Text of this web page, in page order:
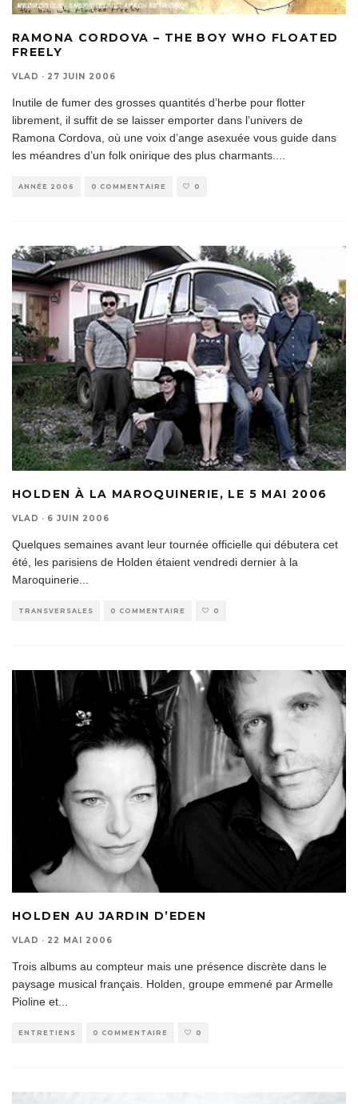
RAMONA CORDOVA – THE BOY WHO FLOATED
FREELY
VLAD · 27 JUIN 2006
Inutile de fumer des grosses quantités d’herbe pour flotter
librement, il suffit de se laisser emporter dans l’univers de
Ramona Cordova, où une voix d’ange asexuée vous guide dans
les méandres d’un folk onirique des plus charmants.
ANNÉE 2006 0 COMMENTAIRE 0
HOLDEN À LA MAROQUINERIE, LE 5 MAI 2006
VLAD · 6 JUIN 2006
Quelques semaines avant leur tournée officielle qui débutera cet
été, les parisiens de Holden étaient vendredi dernier à la
Maroquinerie
TRANSVERSALES 0 COMMENTAIRE 0
HOLDEN AU JARDIN D’EDEN
VLAD · 22 MAI 2006
Trois albums au compteur mais une présence discrète dans le
paysage musical français. Holden, groupe emmené par Armelle
Pioline et...
ENTRETIENS 0 COMMENTAIRE 0